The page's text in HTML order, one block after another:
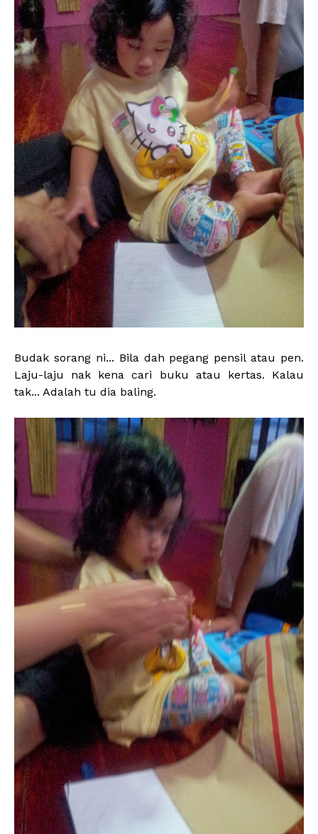
Budak sorang ni... Bila dah pegang pensil atau pen.
Laju-laju nak kena cari buku atau kertas. Kalau
tak... Adalah tu dia baling.